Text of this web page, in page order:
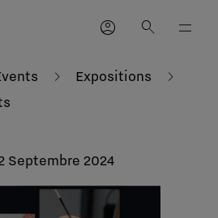
account_circle search
Expositions
Septembre 2024